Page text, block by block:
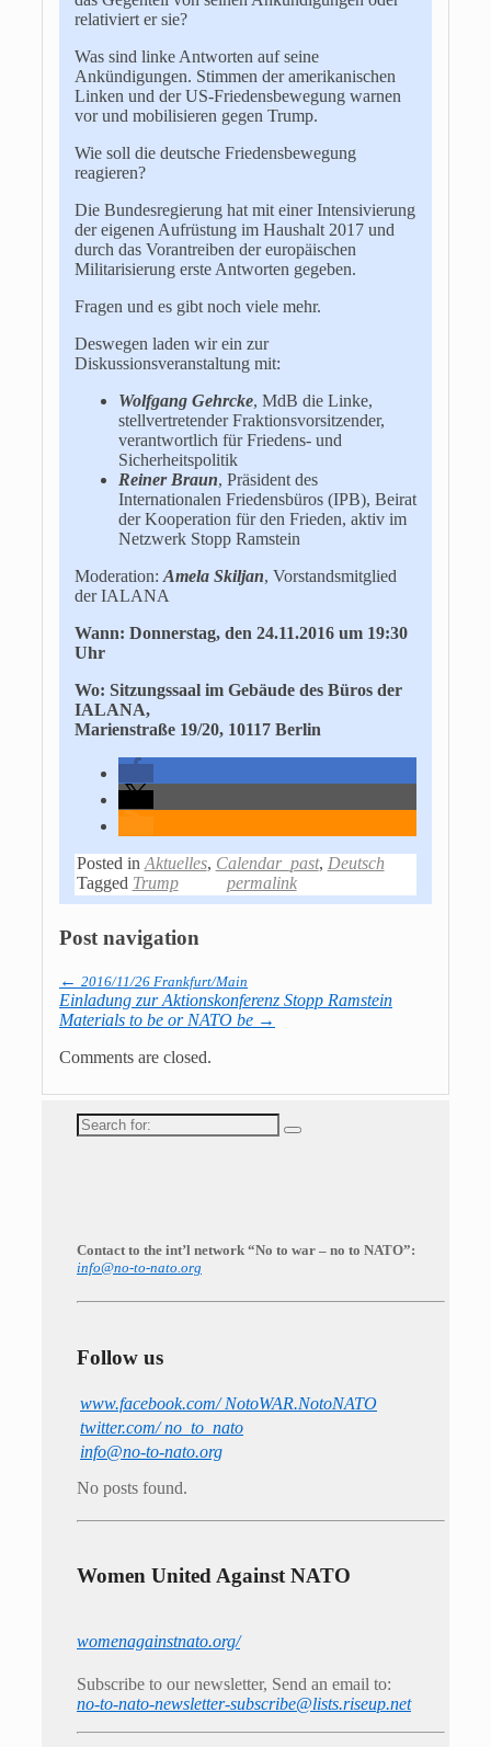
relativiert er sie?
Was sind linke Antworten auf seine
Ankündigungen. Stimmen der amerikanischen
Linken und der US-Friedensbewegung warnen
vor und mobilisieren gegen Trump.
Wie soll die deutsche Friedensbewegung
reagieren?
Die Bundesregierung hat mit einer Intensivierung
der eigenen Aufrüstung im Haushalt 2017 und
durch das Vorantreiben der europäischen
Militarisierung erste Antworten gegeben.
Fragen und es gibt noch viele mehr.
Deswegen laden wir ein zur
Diskussionsveranstaltung mit:
Wolfgang Gehrcke, MdB die Linke,
stellvertretender Fraktionsvorsitzender,
verantwortlich für Friedens- und
Sicherheitspolitik
Reiner Braun, Präsident des
Internationalen Friedensbüros (IPB), Beirat
der Kooperation für den Frieden, aktiv im
Netzwerk Stopp Ramstein
Moderation: Amela Skiljan, Vorstandsmitglied
der IALANA
Wann: Donnerstag, den 24.11.2016 um 19:30
Uhr
Wo: Sitzungssaal im Gebäude des Büros der
IALANA,
Marienstraße 19/20, 10117 Berlin
Posted in Aktuelles, Calendar_past, Deutsch
Tagged Trump permalink
Post navigation
← 2016/11/26 Frankfurt/Main
Einladung zur Aktionskonferenz Stopp Ramstein
Materials to be or NATO be →
Comments are closed.
Search
for:
Contact to the int’l network “No to war – no to NATO”:
info@no-to-nato.org
Follow us
www.facebook.com/ NotoWAR.NotoNATO
twitter.com/ no_to_nato
info@no-to-nato.org
No posts found.
Women United Against NATO
womenagainstnato.org/
Subscribe to our newsletter, Send an email to:
no-to-nato-newsletter-subscribe@lists.riseup.net